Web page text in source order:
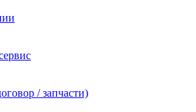
/ запчасти)